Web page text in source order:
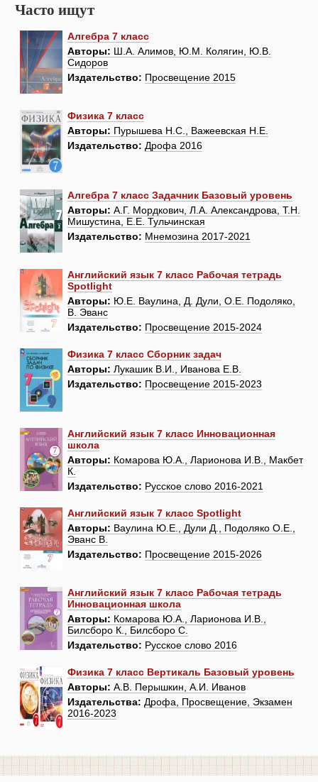
Часто ищут
Алгебра 7 класс
Авторы: Ш.А. Алимов, Ю.М. Колягин, Ю.В.
Сидоров
Издательство: Просвещение 2015
Физика 7 класс
Авторы: Пурышева Н.С., Важеевская Н.Е.
Издательство: Дрофа 2016
Алгебра 7 класс Задачник Базовый уровень
Авторы: А.Г. Мордкович, Л.А. Александрова, Т.Н.
Мишустина, Е.Е. Тульчинская
Издательство: Мнемозина 2017-2021
Английский язык 7 класс Рабочая тетрадь
Spotlight
Авторы: Ю.Е. Ваулина, Д. Дули, О.Е. Подоляко,
В. Эванс
Издательство: Просвещение 2015-2024
Физика 7 класс Сборник задач
Авторы: Лукашик В.И., Иванова Е.В.
Издательство: Просвещение 2015-2023
Английский язык 7 класс Инновационная
школа
Авторы: Комарова Ю.А., Ларионова И.В., Макбет
К.
Издательство: Русское слово 2016-2021
Английский язык 7 класс Spotlight
Авторы: Ваулина Ю.Е., Дули Д., Подоляко О.Е.,
Эванс В.
Издательство: Просвещение 2015-2026
Английский язык 7 класс Рабочая тетрадь
Инновационная школа
Авторы: Комарова Ю.А., Ларионова И.В.,
Билсборо К., Билсборо С.
Издательство: Русское слово 2016
Физика 7 класс Вертикаль Базовый уровень
Авторы: А.В. Перышкин, А.И. Иванов
Издательства: Дрофа, Просвещение, Экзамен
2016-2023